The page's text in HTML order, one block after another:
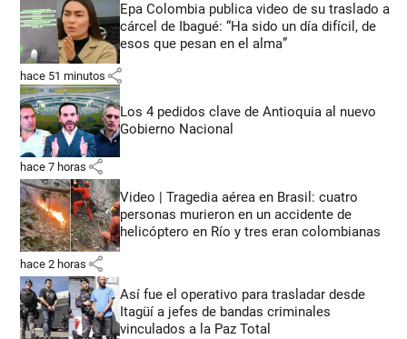
Epa Colombia publica video de su traslado a
cárcel de Ibagué: “Ha sido un día difícil, de
esos que pesan en el alma”
hace 51 minutos share
Los 4 pedidos clave de Antioquia al nuevo
Gobierno Nacional
hace 7 horas share
Video | Tragedia aérea en Brasil: cuatro
personas murieron en un accidente de
helicóptero en Río y tres eran colombianas
hace 2 horas share
Así fue el operativo para trasladar desde
Itagüí a jefes de bandas criminales
vinculados a la Paz Total